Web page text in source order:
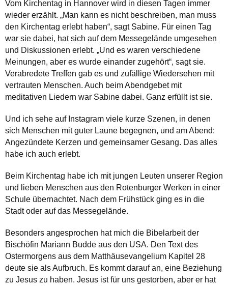
Vom Kirchentag in Hannover wird in diesen Tagen immer
wieder erzählt. „Man kann es nicht beschreiben, man muss
den Kirchentag erlebt haben“, sagt Sabine. Für einen Tag
war sie dabei, hat sich auf dem Messegelände umgesehen
und Diskussionen erlebt. „Und es waren verschiedene
Meinungen, aber es wurde einander zugehört“, sagt sie.
Verabredete Treffen gab es und zufällige Wiedersehen mit
vertrauten Menschen. Auch beim Abendgebet mit
meditativen Liedern war Sabine dabei. Ganz erfüllt ist sie.
Und ich sehe auf Instagram viele kurze Szenen, in denen
sich Menschen mit guter Laune begegnen, und am Abend:
Angezündete Kerzen und gemeinsamer Gesang. Das alles
habe ich auch erlebt.
Beim Kirchentag habe ich mit jungen Leuten unserer Region
und lieben Menschen aus den Rotenburger Werken in einer
Schule übernachtet. Nach dem Frühstück ging es in die
Stadt oder auf das Messegelände.
Besonders angesprochen hat mich die Bibelarbeit der
Bischöfin Mariann Budde aus den USA. Den Text des
Ostermorgens aus dem Matthäusevangelium Kapitel 28
deute sie als Aufbruch. Es kommt darauf an, eine Beziehung
zu Jesus zu haben. Jesus ist für uns gestorben, aber er hat